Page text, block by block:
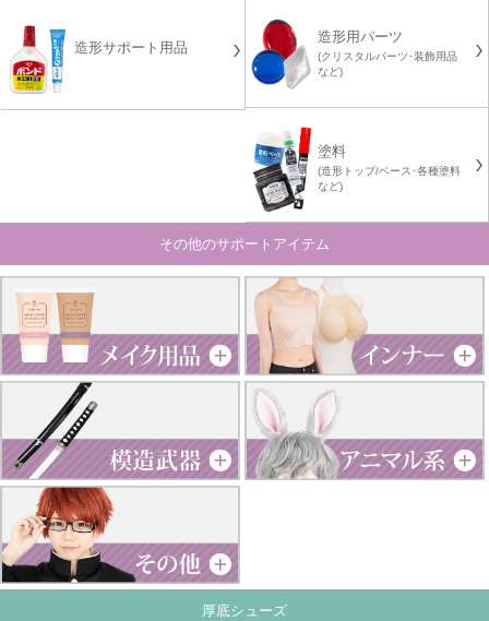
造形サポート用品
造形用パーツ
(クリスタルパーツ･装飾用品
など)
塗料
(造形トップ/ベース･各種塗料
など)
その他のサポートアイテム
厚底シューズ